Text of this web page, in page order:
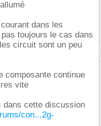
dans les
toujours le cas dans
circuit sont un peu
composante continue
vite
dans cette discussion
con...2g-